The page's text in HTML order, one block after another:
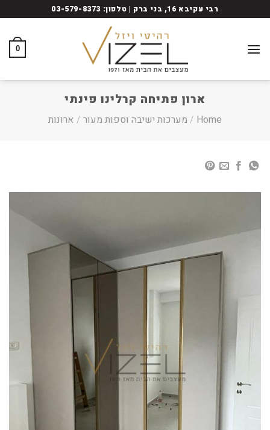
to
רבי עקיבא 16, בני ברק | טלפון: 03-579-8373
0
ארון פתיחה קרלינו פינתי
Home
/ מערכות ישיבה וספות מעור / ארונות